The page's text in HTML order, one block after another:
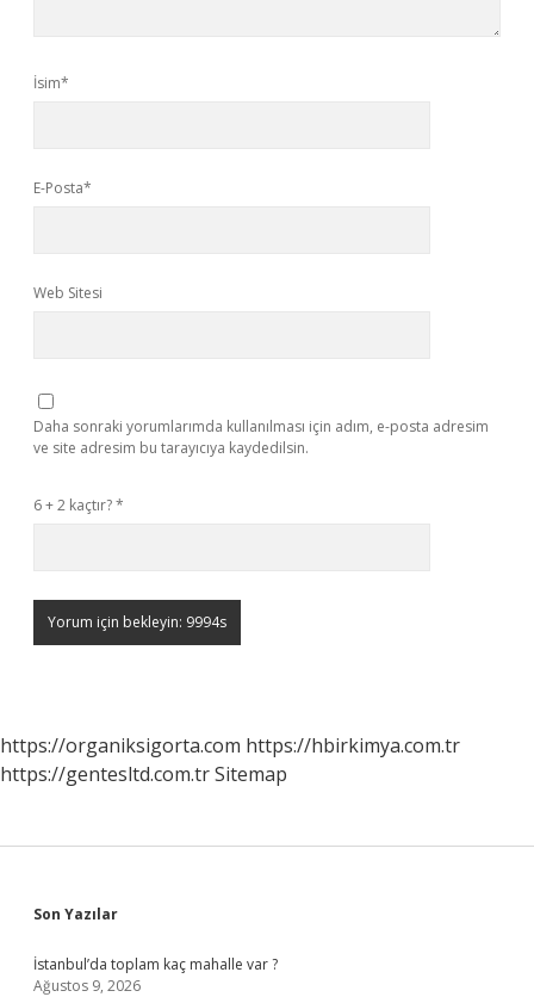
İsim*
E-Posta*
Web Sitesi
Daha sonraki yorumlarımda kullanılması için adım, e-posta adresim
ve site adresim bu tarayıcıya kaydedilsin.
6 + 2 kaçtır?*
https://organiksigorta.com https://hbirkimya.com.tr
https://gentesltd.com.trSitemap
Sidebar
Son Yazılar
İstanbul’da toplam kaç mahalle var ?
Ağustos 9, 2026